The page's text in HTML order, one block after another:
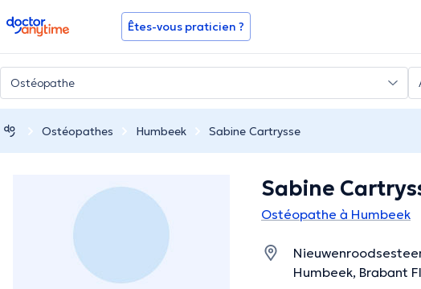
doctoranytime Êtes-vous praticien ?
Ostéopathes Humbeek Sabine Cartrysse
Sabine
Ostéopathe à Humbeek
Humbeek, Brabant